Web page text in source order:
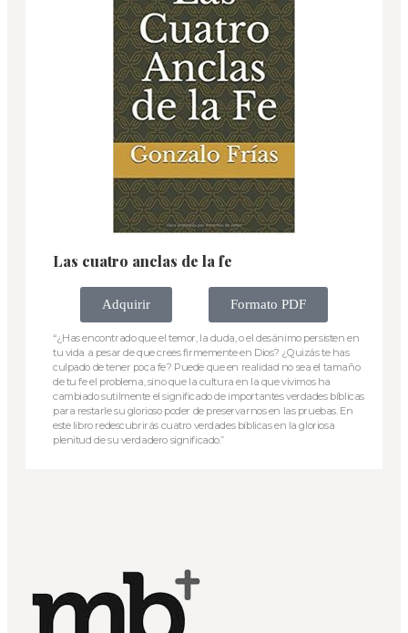
Las cuatro anclas de la fe
Adquirir Formato PDF
“¿Has encontrado que el temor, la duda, o el desánimo persisten en
tu vida a pesar de que crees firmemente en Dios? ¿Quizás te has
culpado de tener poca fe? Puede que en realidad no sea el tamaño
de tu fe el problema, sino que la cultura en la que vivimos ha
cambiado sutilmente el significado de importantes verdades bíblicas
para restarle su glorioso poder de preservarnos en las pruebas. En
este libro redescubrirás cuatro verdades bíblicas en la gloriosa
plenitud de su verdadero significado.”